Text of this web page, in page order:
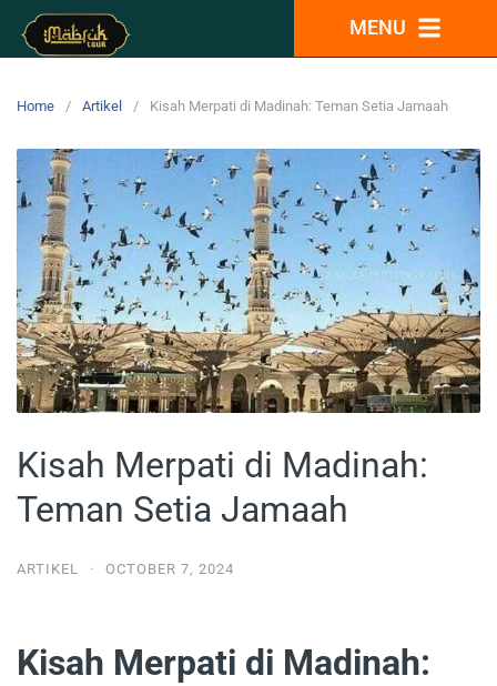
MENU
Home Artikel Kisah Merpati di Madinah: Teman Setia Jamaah
Kisah Merpati di Madinah:
Teman Setia Jamaah
ARTIKEL · OCTOBER 7, 2024
Kisah Merpati di Madinah: